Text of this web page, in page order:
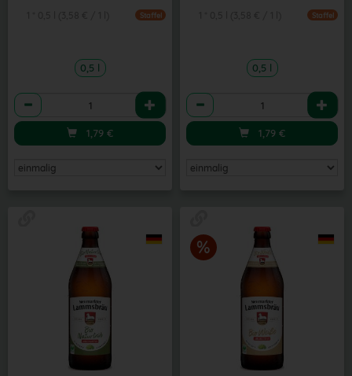
Staffel
0,5 l
Anzahl
1,79 €
Staffel
0,5 l
Anzahl
1,79 €